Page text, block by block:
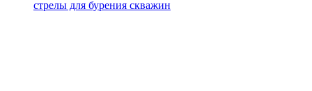
стрелы для бурения скважин